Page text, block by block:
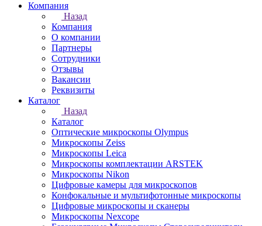
Компания
Назад
Компания
О компании
Партнеры
Сотрудники
Отзывы
Вакансии
Реквизиты
Каталог
Назад
Каталог
Оптические микроскопы Olympus
Микроскопы Zeiss
Микроскопы Leica
Микроскопы комплектации ARSTEK
Микроскопы Nikon
Цифровые камеры для микроскопов
Конфокальные и мультифотонные микроскопы
Цифровые микроскопы и сканеры
Микроскопы Nexcope